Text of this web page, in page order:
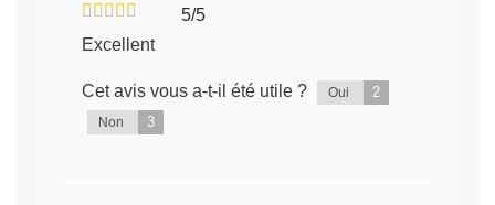
5/5
Excellent
Cet avis vous a-t-il été utile ? Oui 2
Non 3